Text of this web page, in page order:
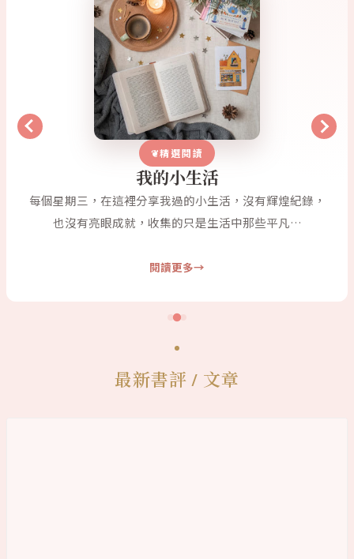
精選閱讀
我的小生活
每個星期三，在這裡分享我過的小生活，沒有輝煌紀錄，
也沒有亮眼成就，收集的只是生活中那些平凡…
閱讀更多
最新書評 / 文章